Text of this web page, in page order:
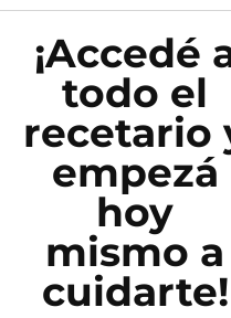
¡Accedé
todo el
recetario
empezá
hoy
mismo a
cuidarte!